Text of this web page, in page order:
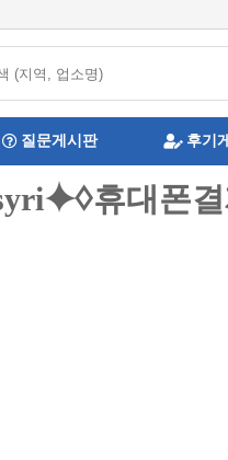
질문게시판 후기
휴대폰